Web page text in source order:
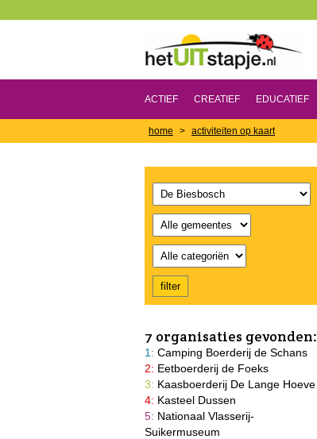
ACTIEF CREATIEF EDUCATIEF
home > activiteiten op kaart
7 organisaties gevonden:
1: Camping Boerderij de Schans
2: Eetboerderij de Foeks
3: Kaasboerderij De Lange Hoeve
4: Kasteel Dussen
5: Nationaal Vlasserij-
Suikermuseum